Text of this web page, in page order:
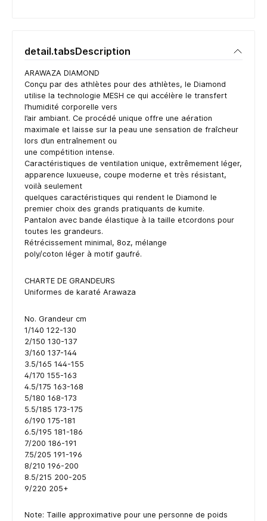
detail.tabsDescription
ARAWAZA DIAMOND
Conçu par des athlètes pour des athlètes, le Diamond
utilise la technologie MESH ce qui accélère le transfert
l’humidité corporelle vers
l’air ambiant. Ce procédé unique offre une aération
maximale et laisse sur la peau une sensation de fraîcheur
lors d’un entraînement ou
une compétition intense.
Caractéristiques de ventilation unique, extrêmement léger,
apparence luxueuse, coupe moderne et très résistant,
voilà seulement
quelques caractéristiques qui rendent le Diamond le
premier choix des grands pratiquants de kumite.
Pantalon avec bande élastique à la taille etcordons pour
toutes les grandeurs.
Rétrécissement minimal, 8oz, mélange
poly/coton léger à motif gaufré.
CHARTE DE GRANDEURS
Uniformes de karaté Arawaza
No. Grandeur cm
1/140 122-130
2/150 130-137
3/160 137-144
3.5/165 144-155
4/170 155-163
4.5/175 163-168
5/180 168-173
5.5/185 173-175
6/190 175-181
6.5/195 181-186
7/200 186-191
7.5/205 191-196
8/210 196-200
8.5/215 200-205
9/220 205+
Note: Taille approximative pour une personne de poids